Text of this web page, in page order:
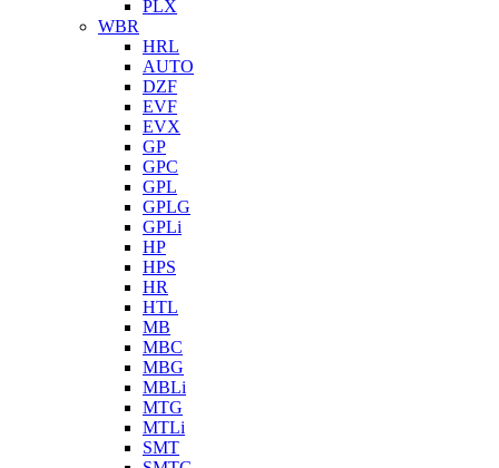
PLX
WBR
HRL
AUTO
DZF
EVF
EVX
GP
GPC
GPL
GPLG
GPLi
HP
HPS
HR
HTL
MB
MBC
MBG
MBLi
MTG
MTLi
SMT